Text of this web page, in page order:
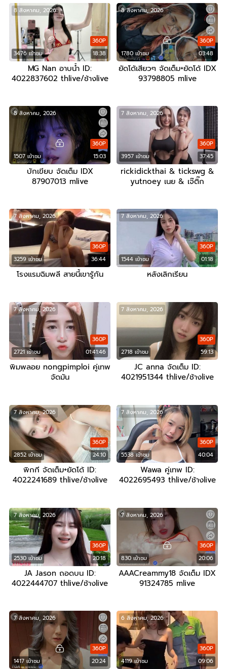
3476 เข้าชม 18:38
360P
8 สิงหาคม, 2026
MG Nan อาบน้ำ ID:
4022837602 thlive/ช้างlive
1780 เข้าชม 03:48
360P
8 สิงหาคม, 2026
ยัดโด้เสียวๆ จัดเต็ม+ยัดโด้ IDX
93798805 mlive
1507 เข้าชม 15:03
360P
8 สิงหาคม, 2026
บักเขียบ จัดเต็ม IDX
87907013 mlive
3957 เข้าชม 37:45
360P
7 สิงหาคม, 2026
rickidickthai & tickswg &
yutnoey เนย & เจ๊ติ๊ก
3259 เข้าชม 36:44
360P
7 สิงหาคม, 2026
โรงแรมฉิมพลี สายนี้เขารู้กัน
1544 เข้าชม 01:18
360P
7 สิงหาคม, 2026
หลังเลิกเรียน
2721 เข้าชม 01:41:46
360P
7 สิงหาคม, 2026
พิมพลอย nongpimploi คู่เทพ
จัดมัน
2718 เข้าชม 59:13
360P
7 สิงหาคม, 2026
JC anna จัดเต็ม ID:
4021951344 thlive/ช้างlive
2852 เข้าชม 24:10
360P
7 สิงหาคม, 2026
พิกกี จัดเต็ม+ยัดโด้ ID:
4022241689 thlive/ช้างlive
5538 เข้าชม 40:04
360P
7 สิงหาคม, 2026
Wawa คู่เทพ ID:
4022695493 thlive/ช้างlive
2530 เข้าชม 20:18
360P
7 สิงหาคม, 2026
JA Jason ถอดบน ID:
4022444707 thlive/ช้างlive
830 เข้าชม 20:06
360P
7 สิงหาคม, 2026
AAACreammy18 จัดเต็ม IDX
91324785 mlive
1417 เข้าชม 20:24
360P
7 สิงหาคม, 2026
4119 เข้าชม 09:06
360P
6 สิงหาคม, 2026